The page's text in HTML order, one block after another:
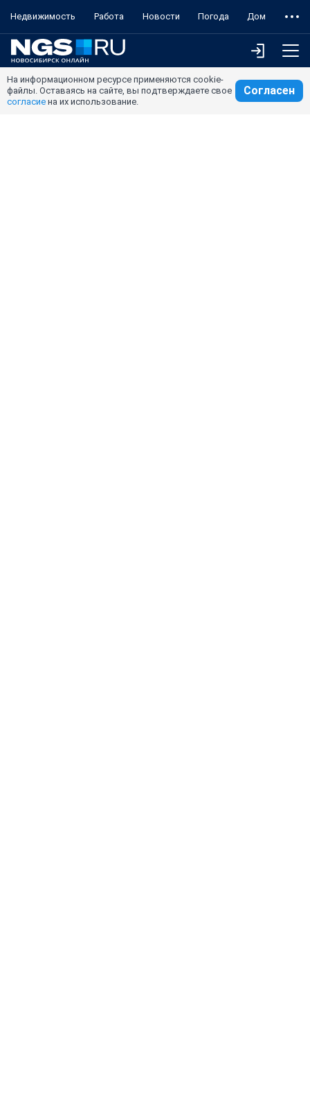
Недвижимость Работа Новости Погода Дом
На информационном ресурсе применяются cookie-
файлы. Оставаясь на сайте, вы подтверждаете свое
согласие на их использование.
Согласен